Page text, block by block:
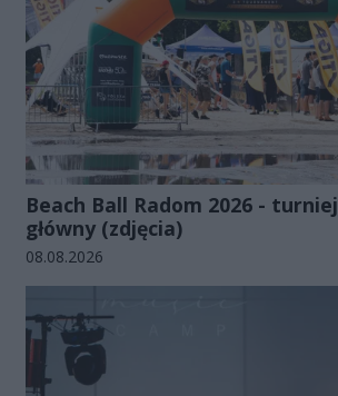
Beach Ball Radom 2026 - turniej
główny (zdjęcia)
Data dodania galerii:
08.08.2026